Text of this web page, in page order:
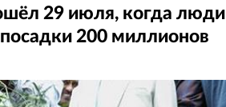
29 июля, когда люди
200 миллионов